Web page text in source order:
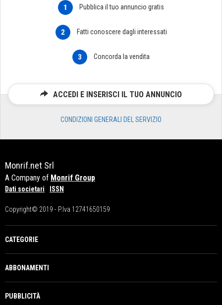
1 Pubblica il tuo annuncio gratis
2 Fatti conoscere dagli interessati
3 Concorda la vendita
ACCEDI E INSERISCI IL TUO ANNUNCIO
CONDIZIONI GENERALI DEL SERVIZIO
Monrif.net Srl
A Company of Monrif Group
Dati societari ISSN
Copyright© 2019 - P.Iva 12741650159
CATEGORIE
ABBONAMENTI
PUBBLICITÀ